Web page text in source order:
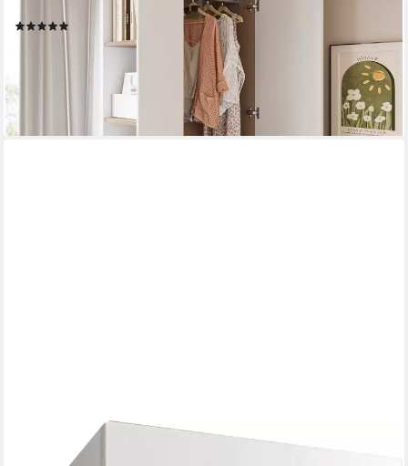
Einlegeboden & Schublade
259,99 € 439,99 €
lieferbar - in 5-6 Werktagen bei dir
Kleiderschrank Multiraumkonzept idealer Schrank für dein